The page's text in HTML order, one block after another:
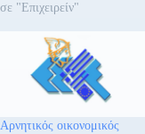
σε "Επιχειρείν"
Αρνητικός οικονομικός